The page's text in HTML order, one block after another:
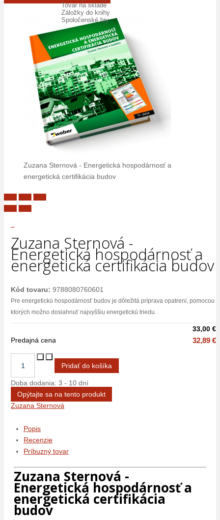
Tovar na sklade
Záložky do knihy
Spoločenské hry
Zuzana Sternová - Energetická hospodárnosť a
energetická certifikácia budov
Zuzana Sternová -
Energetická hospodárnosť a
energetická certifikácia budov
Kód tovaru: 9788080760601
Pre energetickú hospodárnosť budov je dôležitá príprava opatrení, pomocou
ktorých možno dosiahnuť najvyššiu energetickú triedu.
33,00 €
Predajná cena
32,89 €
Doba dodania: 3 - 10 dní
Opýtajte sa na tento produkt
Zuzana Sternová
Popis
Recenzie
Príbuzný tovar
Zuzana Sternová -
Energetická hospodárnosť a
energetická certifikácia
budov